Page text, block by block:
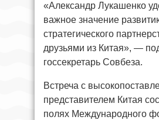
«Александр Лукашенко
важное значение
стратегического
друзьями из Китая», —
госсекретарь Совбеза.
Встреча с
представителем Китая
полях Международного